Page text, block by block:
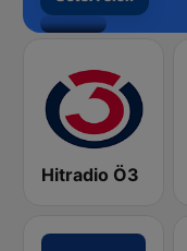
Hitradio Ö3